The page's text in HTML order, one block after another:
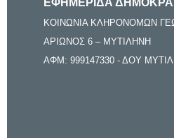
ΕΦΗΜΕΡΙΔΑ
ΚΟΙΝΩΝΙΑ ΚΛΗΡΟΝΟΜΩΝ
ΑΡΙΩΝΟΣ 6 – ΜΥΤΙΛΗΝΗ
ΑΦΜ: 999147330 - ΔΟΥ